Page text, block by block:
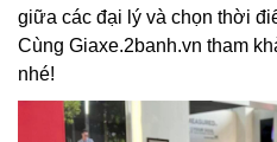
giữa các đại lý và chọn thời
Cùng Giaxe.2banh.vn tham
nhé!